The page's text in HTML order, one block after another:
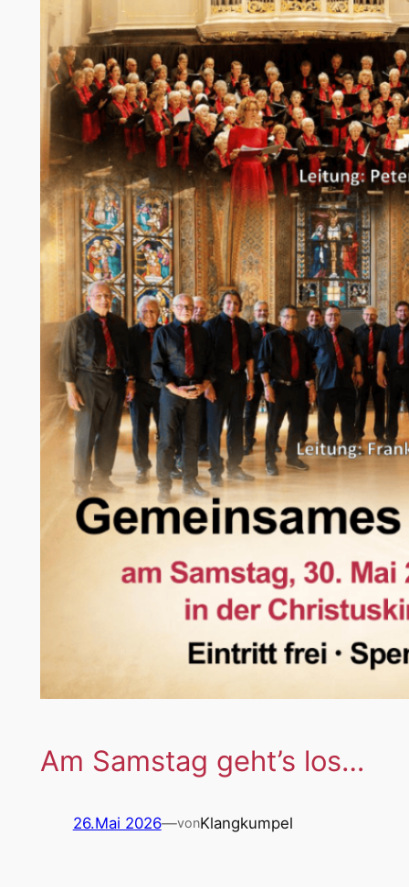
Am Samstag geht’s los…
26.Mai 2026—vonKlangkumpel